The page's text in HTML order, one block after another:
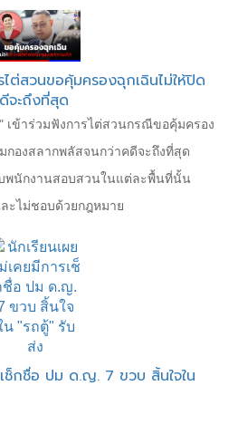
ต่สวนขอคุ้มครองฉุกเฉินไม่ให้ปิด
จะถึงที่สุด
เข้าร่วมฟังการไต่สวนกรณีขอคุ้มครอง
องสลากพลัสจนกว่าคดีจะถึงที่สุด
พนักงานสอบสวนในแต่ละพื้นที่นั้น
ะไม่ชอบด้วยกฎหมาย
ช็กชื่อ ปม ด.ญ. 7 ขวบ สิ้นใจใน